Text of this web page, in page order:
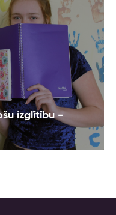
izglītību -